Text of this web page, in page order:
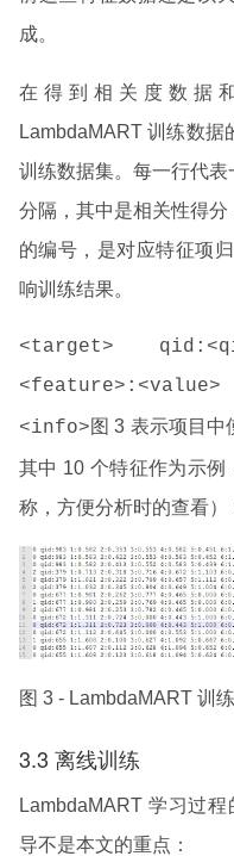
成。
在得到相关度数据
LambdaMART 训练数据
训练数据集。每一行代
分隔，其中是相关性得分
的编号， 是对应特征项
响训练结果。
<target>
<info>图 3 表示项目中
其中 10 个特征作为示例
称，方便分析时的查看）
图 3 - LambdaMART 训
3.3 离线训练
LambdaMART 学习过
导不是本文的重点：